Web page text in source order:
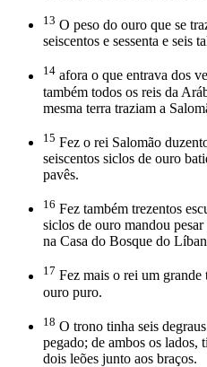
13 O peso do ouro que se
seiscentos e sessenta e seis
14 afora o que entrava dos
também todos os reis da
mesma terra traziam a
15 Fez o rei Salomão
seiscentos siclos de ouro
pavês.
16 Fez também trezentos
siclos de ouro mandou
na Casa do Bosque do
17 Fez mais o rei um
ouro puro.
18 O trono tinha seis
pegado; de ambos os lados,
dois leões junto aos braços.